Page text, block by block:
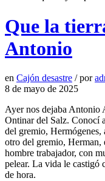
Que la
Antonio
en Cajón desastre / por
8 de mayo de 2025
Ayer nos dejaba Antonio
Ontinar del Salz. Conocí
del gremio, Hermógenes,
otro del gremio, Herman,
hombre trabajador, con
pelear. La vida le castigó
de hora.